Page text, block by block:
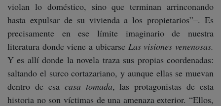
violan lo doméstico, sino que terminan arrinconando
hasta expulsar de su vivienda a los propietarios”–. Es
precisamente en ese límite imaginario de nuestra
literatura donde viene a ubicarse Las visiones venenosas.
Y es allí donde la novela traza sus propias coordenadas:
saltando el surco cortazariano, y aunque ellas se muevan
dentro de esa casa tomada, las protagonistas de esta
historia no son víctimas de una amenaza exterior. “Ellos,